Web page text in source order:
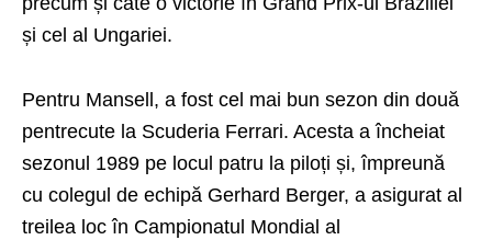
și cel al Ungariei.
Pentru Mansell, a fost cel mai bun sezon din două
pentrecute la Scuderia Ferrari. Acesta a încheiat
sezonul 1989 pe locul patru la piloți și, împreună
cu colegul de echipă Gerhard Berger, a asigurat al
treilea loc în Campionatul Mondial al